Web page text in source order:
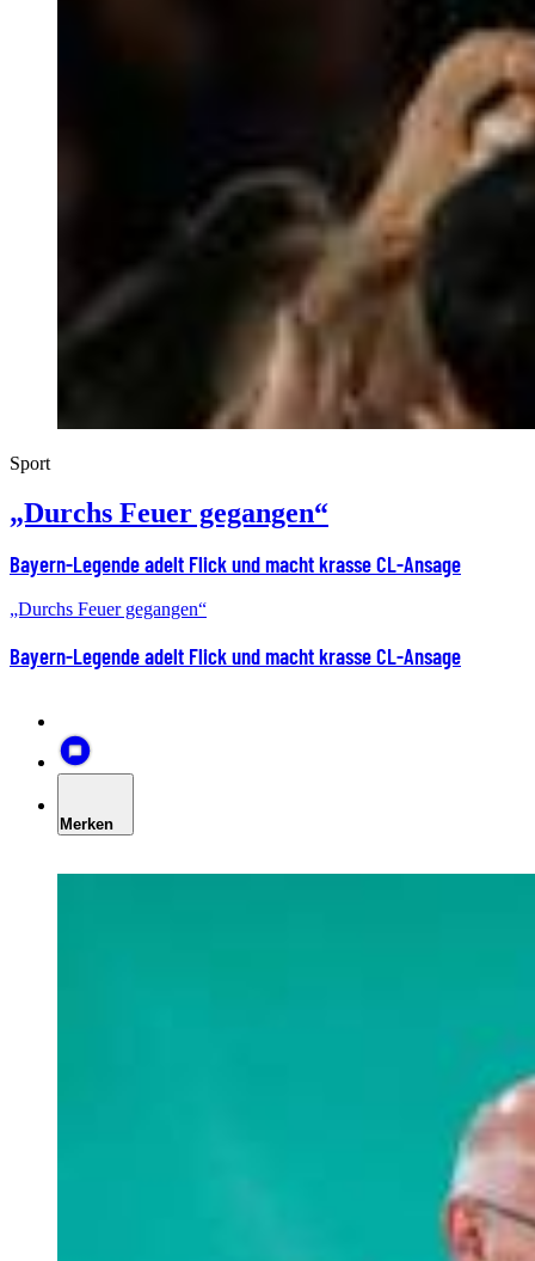
Sport
„Durchs Feuer gegangen“
Bayern-Legende adelt Flick und macht krasse CL-Ansage
„Durchs Feuer gegangen“
Bayern-Legende adelt Flick und macht krasse CL-Ansage
Merken